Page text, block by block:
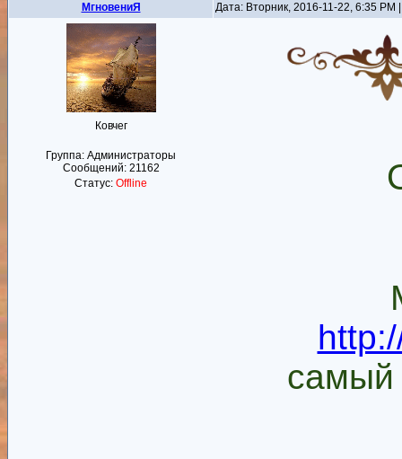
MгновениЯ Дата: Вторник, 2016-11-22, 6:35
Ковчег
Группа: Администраторы
Сообщений: 21162
Статус: Offline
самый